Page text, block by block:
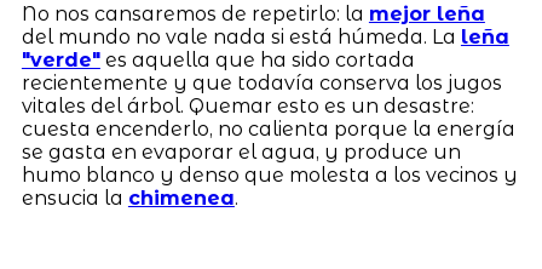
No nos cansaremos de repetirlo: la mejor leña
del mundo no vale nada si está húmeda. La leña
"verde"es aquella que ha sido cortada
recientemente y que todavía conserva los jugos
vitales del árbol. Quemar esto es un desastre:
cuesta encenderlo, no calienta porque la energía
se gasta en evaporar el agua, y produce un
humo blanco y denso que molesta a los vecinos y
ensucia la chimenea.